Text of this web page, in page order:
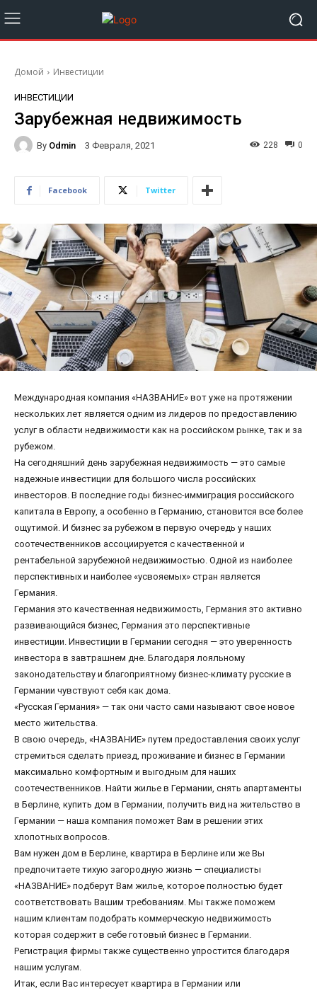
Домой Инвестиции
ИНВЕСТИЦИИ
Зарубежная недвижимость
By Odmin 3 Февраля, 2021 0
228
Facebook Twitter
Международная компания «НАЗВАНИЕ» вот уже на протяжении
нескольких лет является одним из лидеров по предоставлению
услуг в области недвижимости как на российском рынке, так и за
рубежом.
На сегодняшний день зарубежная недвижимость — это самые
надежные инвестиции для большого числа российских
инвесторов. В последние годы бизнес-иммиграция российского
капитала в Европу, а особенно в Германию, становится все более
ощутимой. И бизнес за рубежом в первую очередь у наших
соотечественников ассоциируется с качественной и
рентабельной зарубежной недвижимостью. Одной из наиболее
перспективных и наиболее «усвояемых» стран является
Германия.
Германия это качественная недвижимость, Германия это активно
развивающийся бизнес, Германия это перспективные
инвестиции. Инвестиции в Германии сегодня — это уверенность
инвестора в завтрашнем дне. Благодаря лояльному
законодательству и благоприятному бизнес-климату русские в
Германии чувствуют себя как дома.
«Русская Германия» — так они часто сами называют свое новое
место жительства.
В свою очередь, «НАЗВАНИЕ» путем предоставления своих услуг
стремиться сделать приезд, проживание и бизнес в Германии
максимально комфортным и выгодным для наших
соотечественников. Найти жилье в Германии, снять апартаменты
в Берлине, купить дом в Германии, получить вид на жительство в
Германии — наша компания поможет Вам в решении этих
хлопотных вопросов.
Вам нужен дом в Берлине, квартира в Берлине или же Вы
предпочитаете тихую загородную жизнь — специалисты
«НАЗВАНИЕ» подберут Вам жилье, которое полностью будет
соответствовать Вашим требованиям. Мы также поможем
нашим клиентам подобрать коммерческую недвижимость
которая содержит в себе готовый бизнес в Германии.
Регистрация фирмы также существенно упростится благодаря
нашим услугам.
Итак, если Вас интересует квартира в Германии или